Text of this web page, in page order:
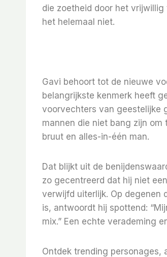
die zoetheid door het
het helemaal niet.
Gavi behoort tot de nieuwe
belangrijkste kenmerk heeft
voorvechters van geestelijke
mannen die niet bang zijn
bruut en alles-in-één man.
Dat blijkt uit de
zo gecentreerd dat hij niet
verwijfd uiterlijk. Op degenen
is, antwoordt hij spottend:
mix.” Een echte verademing
Ontdek trending personages,